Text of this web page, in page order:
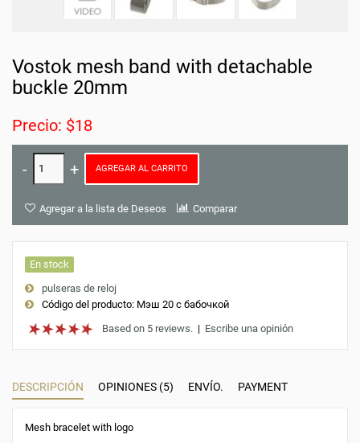
Vostok mesh band with detachable
buckle 20mm
Precio: $18
AGREGAR AL CARRITO
Agregar a la lista de Deseos Comparar
En stock
pulseras de reloj
Código del producto: Мэш 20 с бабочкой
Based on 5 reviews. | Escribe una opinión
DESCRIPCIÓN OPINIONES (5) ENVÍO. PAYMENT
Mesh bracelet with logo